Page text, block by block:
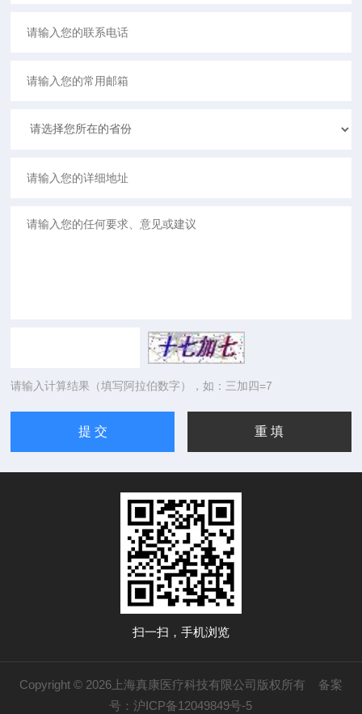
请输入计算结果（填写阿拉伯数字），如：三加四=7
扫一扫，手机浏览
Copyright © 2026上海真康医疗科技有限公司版权所有 备案
号：沪ICP备12049849号-5